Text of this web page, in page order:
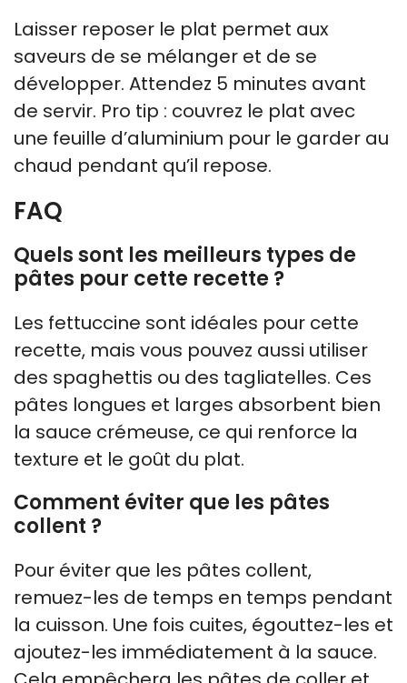
Laisser reposer le plat permet aux
saveurs de se mélanger et de se
développer. Attendez 5 minutes avant
de servir. Pro tip : couvrez le plat avec
une feuille d’aluminium pour le garder au
chaud pendant qu’il repose.
FAQ
Quels sont les meilleurs types de
pâtes pour cette recette ?
Les fettuccine sont idéales pour cette
recette, mais vous pouvez aussi utiliser
des spaghettis ou des tagliatelles. Ces
pâtes longues et larges absorbent bien
la sauce crémeuse, ce qui renforce la
texture et le goût du plat.
Comment éviter que les pâtes
collent ?
Pour éviter que les pâtes collent,
remuez-les de temps en temps pendant
la cuisson. Une fois cuites, égouttez-les et
ajoutez-les immédiatement à la sauce.